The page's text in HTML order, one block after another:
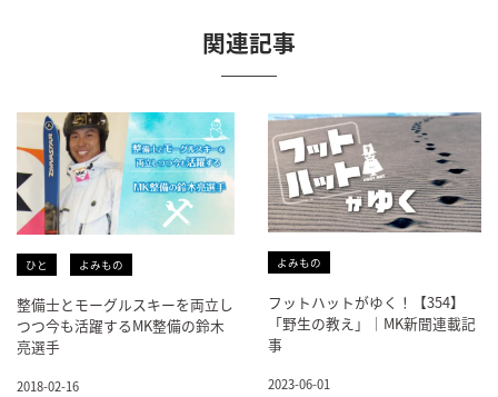
関連記事
ひと よみもの
整備士とモーグルスキーを両立し
つつ今も活躍するMK整備の鈴木
亮選手
2018-02-16
よみもの
フットハットがゆく！【354】
「野生の教え」｜MK新聞連載記
事
2023-06-01